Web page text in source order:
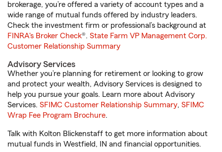
brokerage, you’re offered a variety of account types and a
wide range of mutual funds offered by industry leaders.
Check the investment firm or professional’s background at
FINRA's Broker Check®. State Farm VP Management Corp.
Customer Relationship Summary
Advisory Services
Whether you’re planning for retirement or looking to grow
and protect your wealth, Advisory Services is designed to
help you pursue your goals. Learn more about Advisory
Services. SFIMC Customer Relationship Summary, SFIMC
Wrap Fee Program Brochure.
Talk with Kolton Blickenstaff to get more information about
mutual funds in Westfield, IN and financial opportunities.